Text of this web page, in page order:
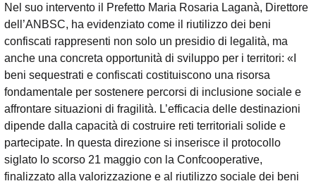
Nel suo intervento il Prefetto Maria Rosaria Laganà, Direttore
dell’ANBSC, ha evidenziato come il riutilizzo dei beni
confiscati rappresenti non solo un presidio di legalità, ma
anche una concreta opportunità di sviluppo per i territori: «I
beni sequestrati e confiscati costituiscono una risorsa
fondamentale per sostenere percorsi di inclusione sociale e
affrontare situazioni di fragilità. L’efficacia delle destinazioni
dipende dalla capacità di costruire reti territoriali solide e
partecipate. In questa direzione si inserisce il protocollo
siglato lo scorso 21 maggio con la Confcooperative,
finalizzato alla valorizzazione e al riutilizzo sociale dei beni